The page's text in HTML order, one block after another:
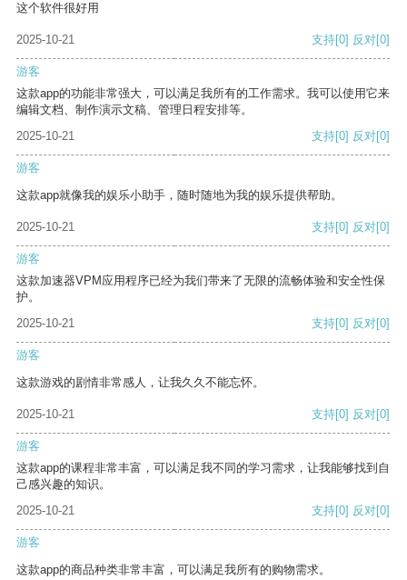
这个软件很好用
2025-10-21 支持[0] 反对[0]
游客
这款app的功能非常强大，可以满足我所有的工作需求。我可以使用它来
编辑文档、制作演示文稿、管理日程安排等。
2025-10-21
支持[0] 反对[0]
游客
这款app就像我的娱乐小助手，随时随地为我的娱乐提供帮助。
2025-10-21 支持[0] 反对[0]
游客
这款加速器VPM应用程序已经为我们带来了无限的流畅体验和安全性保
护。
2025-10-21
支持[0] 反对[0]
游客
这款游戏的剧情非常感人，让我久久不能忘怀。
2025-10-21 支持[0] 反对[0]
游客
这款app的课程非常丰富，可以满足我不同的学习需求，让我能够找到自
己感兴趣的知识。
2025-10-21
支持[0] 反对[0]
游客
这款app的商品种类非常丰富，可以满足我所有的购物需求。